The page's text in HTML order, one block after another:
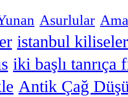
Asurlular
istanbul
iki başlı tanrıça
Antik Çağ